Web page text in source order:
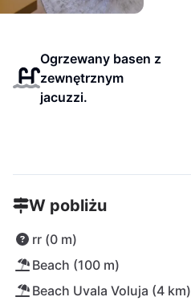
Ogrzewany basen z
zewnętrznym
jacuzzi.
W pobliżu
rr (0 m)
Beach (100 m)
Beach Uvala Voluja (4 km)